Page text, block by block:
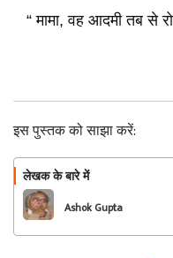
“ मामा, वह आदमी तब से
इस पुस्तक को साझा करें:
लेखक के बारे में
Ashok Gupta